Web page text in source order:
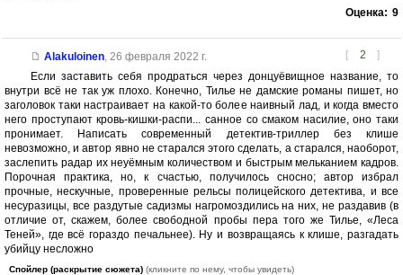
Оценка: 9
[ 2 ]
Alakuloinen, 26 февраля 2022 г.
Если заставить себя продраться через донцуёвищное название, то
внутри всё не так уж плохо. Конечно, Тилье не дамские романы пишет, но
заголовок таки настраивает на какой-то более наивный лад, и когда вместо
него проступают кровь-кишки-распи... санное со смаком насилие, оно таки
пронимает. Написать современный детектив-триллер без клише
невозможно, и автор явно не старался этого сделать, а старался, наоборот,
заслепить радар их неуёмным количеством и быстрым мельканием кадров.
Порочная практика, но, к счастью, получилось сносно; автор избрал
прочные, нескучные, проверенные рельсы полицейского детектива, и все
несуразицы, все раздутые садизмы нагромоздились на них, не раздавив (в
отличие от, скажем, более свободной пробы пера того же Тилье, «Леса
Теней», где всё гораздо печальнее). Ну и возвращаясь к клише, разгадать
убийцу несложно
Спойлер (раскрытие сюжета) (кликните по нему, чтобы увидеть)